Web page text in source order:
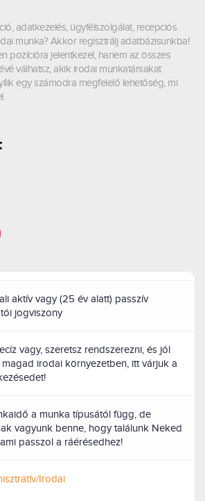
adatkezelés, ügyfélszolgálat, recepciós
munka? Akkor regisztrálj adatbázisunkba!
pozícióra jelentkezel, hanem az összes
válhatsz, akik irodai munkatársakat
egy számodra megfelelő lehetőség, mi
aktív vagy (25 év alatt) passzív
jogviszony
vagy, szeretsz rendszerezni, és jól
irodai környezetben, itt várjuk a
a munka típusától függ, de
vagyunk benne, hogy találunk Neked
passzol a ráérésedhez!
Irodai